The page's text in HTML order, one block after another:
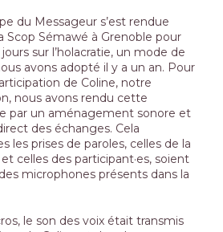
du Messageur s’est rendue
Scop Sémawé à Grenoble pour
sur l’holacratie, un mode de
avons adopté il y a un an. Pour
de Coline, notre
, nous avons rendu cette
par un aménagement sonore et
des échanges. Cela
les prises de paroles, celles de la
celles des participant·es, soient
microphones présents dans la
le son des voix était transmis